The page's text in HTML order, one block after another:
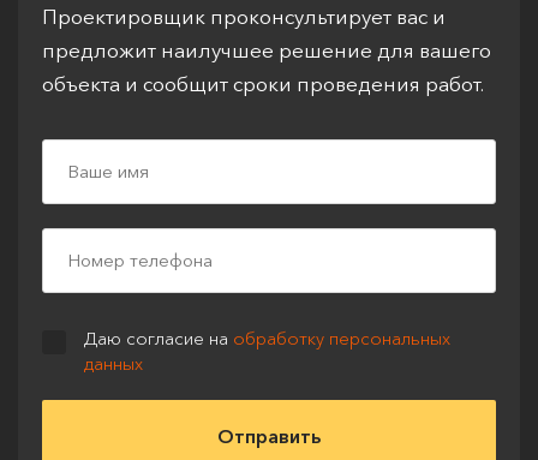
Проектировщик проконсультирует вас и
предложит наилучшее решение для вашего
объекта и сообщит сроки проведения работ.
Даю согласие на обработку персональных
данных